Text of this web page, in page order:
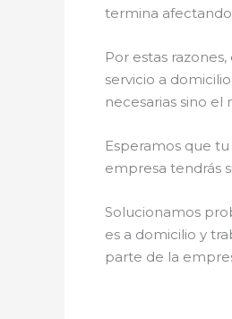
termina
Por estas
servicio a
necesarias sino
Esperamos que
empresa tendrás
Solucionamos
es a domicilio y
parte de la